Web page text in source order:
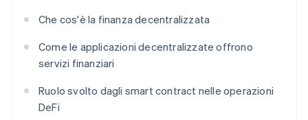
Che cos'è la finanza decentralizzata
Come le applicazioni decentralizzate offrono
servizi finanziari
Ruolo svolto dagli smart contract nelle operazioni
DeFi